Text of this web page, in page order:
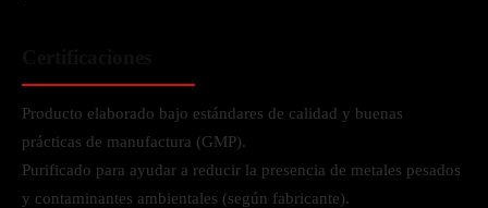
Producto elaborado bajo estándares de calidad y buenas
prácticas de manufactura (GMP).
Purificado para ayudar a reducir la presencia de metales pesados
y contaminantes ambientales (según fabricante).